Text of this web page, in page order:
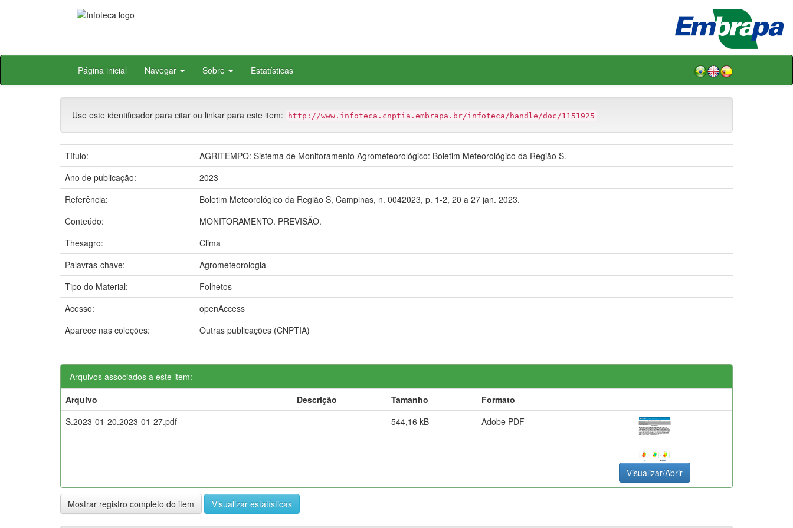
Skip
Página inicial Navegar Sobre Estatísticas
Use este identificador para citar ou linkar para este item: http://www.infoteca.cnptia.embrapa.br/infoteca/handle/doc/1151925
Título:
AGRITEMPO: Sistema de Monitoramento Agrometeorológico: Boletim Meteorológico da Região S.
Ano de publicação:
2023
Referência:
Boletim Meteorológico da Região S, Campinas, n. 0042023, p. 1-2, 20 a 27 jan. 2023.
Conteúdo:
MONITORAMENTO. PREVISÃO.
Thesagro:
Clima
Palavras-chave:
Agrometeorologia
Tipo do Material:
Folhetos
Acesso:
openAccess
Aparece nas coleções:
Outras publicações (CNPTIA)
Arquivos associados a este item:
Arquivo
Descrição Tamanho
Formato
S.2023-01-20.2023-01-27.pdf
544,16 kB Adobe PDF
Visualizar/Abrir
Mostrar registro completo do item Visualizar estatísticas